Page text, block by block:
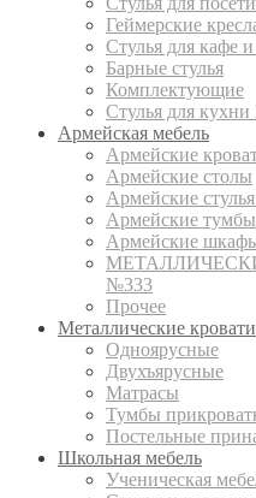
Геймерские
Cтулья для кафе
Барные стулья
Комплектующие
Стулья для кухни
Армейская мебель
Армейские
Армейские столы
Армейские
Армейские тумбы
Армейские
№333
Прочее
Металлические кровати
Одноярусные
Двухъярусные
Матрасы
Тумбы
Постельные
Школьная мебель
Ученическая